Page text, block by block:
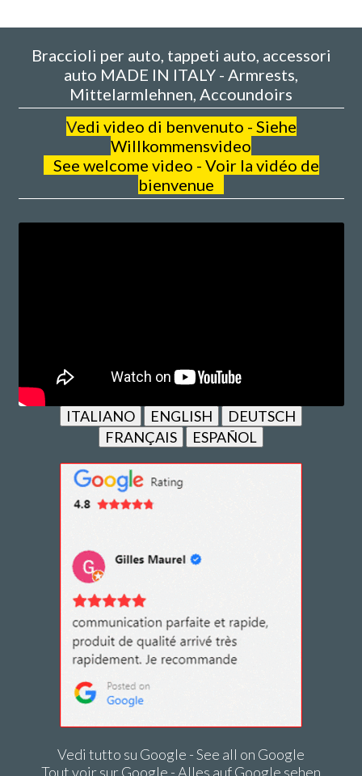
Braccioli per auto, tappeti auto, accessori
auto MADE IN ITALY - Armrests,
Mittelarmlehnen, Accoundoirs
Vedi video di benvenuto - Siehe
Willkommensvideo
See welcome video - Voir la vidéo de
bienvenue
ITALIANO ENGLISH
DEUTSCH
FRANÇAIS
ESPAÑOL
Vedi tutto su Google - See all on Google
Tout voir sur Google - Alles auf Google sehen